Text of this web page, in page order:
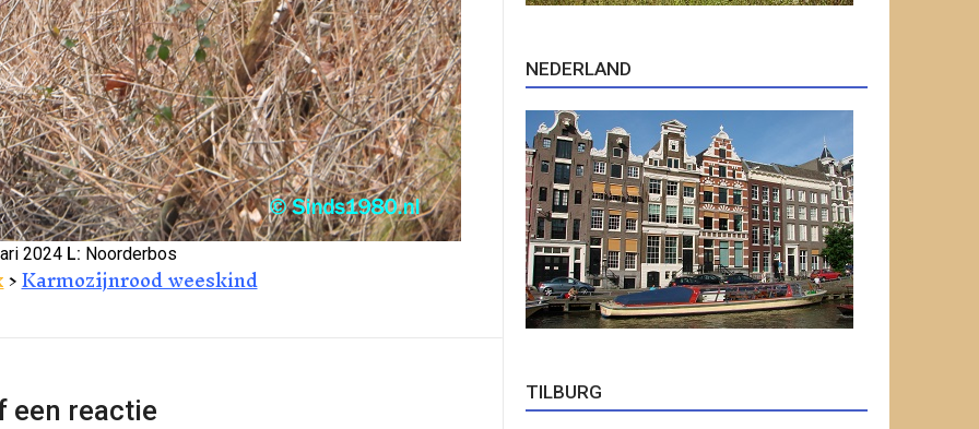
2024 L: Noorderbos
>Karmozijnrood weeskind
een reactie
NEDERLAND
TILBURG